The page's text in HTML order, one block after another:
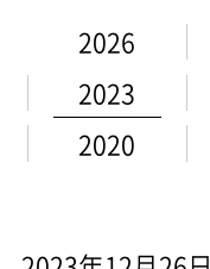
2026
2023
2020